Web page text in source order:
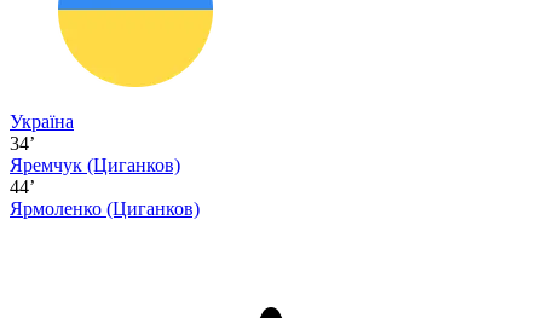
Україна
34’
Яремчук (Циганков)
44’
Ярмоленко (Циганков)